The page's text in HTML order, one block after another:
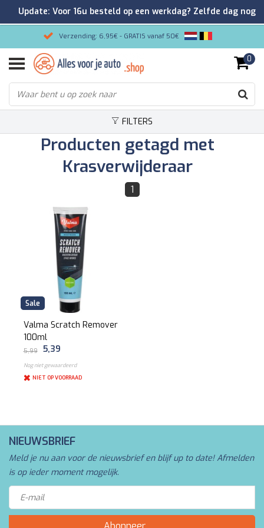
Verzending: 6,95€ - GRATIS vanaf 50€
Gemakkelijk bestellen/Veilig betalen
9.2/10 Klantenrating via Kiyoh!
0
FILTERS
Producten getagd met
Krasverwijderaar
1
Sale
Valma Scratch Remover
100ml
5,99 5,39
Nog niet gewaardeerd
NIET OP VOORRAAD
NIEUWSBRIEF
Meld je nu aan voor de nieuwsbrief en blijf up to date! Afmelden
is op ieder moment mogelijk.
Update: Voor 16u besteld op een werkdag? Zelfde dag nog
verzonden!